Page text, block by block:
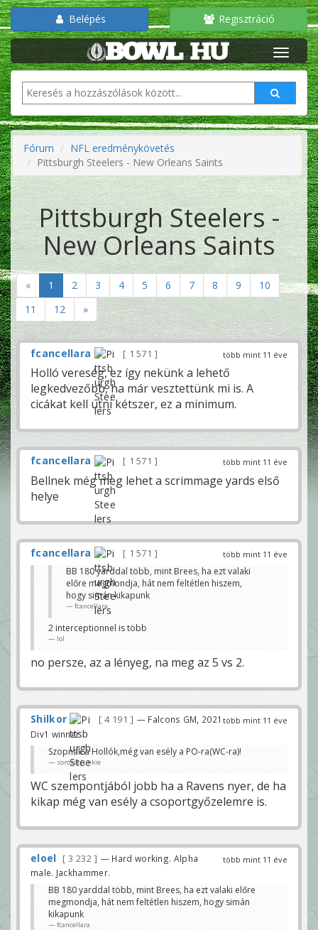
Belépés Regisztráció
Fórum
NFL eredménykövetés
Pittsburgh Steelers - New Orleans Saints
Pittsburgh Steelers -
New Orleans Saints
« 1 2 3 4 5 6 7 8 9
10
11
12 »
több mint 11 éve
fcancellara 1 571
Holló vereség, ez így nekünk a lehető
legkedvezőbb, ha már vesztettünk mi is. A
cicákat kell ütni kétszer, ez a minimum.
több mint 11 éve
fcancellara 1 571
Bellnek még meg lehet a scrimmage yards első
helye
több mint 11 éve
fcancellara
1 571
BB 180 yarddal több, mint Brees, ha ezt valaki
előre megmondja, hát nem feltétlen hiszem,
hogy simán kikapunk
fcancellara
2 interceptionnel is több
lol
no persze, az a lényeg, na meg az 5 vs 2.
több mint 11 éve
Shilkor 4 191
— Falcons GM, 2021
Div1 winner
Szopnak a Hollók,még van esély a PO-ra(WC-ra)!
sorozatjunkie
WC szempontjából jobb ha a Ravens nyer, de ha
kikap még van esély a csoportgyőzelemre is.
több mint 11 éve
eloel 3 232
— Hard working. Alpha
male. Jackhammer.
BB 180 yarddal több, mint Brees, ha ezt valaki előre
megmondja, hát nem feltétlen hiszem, hogy simán
kikapunk
fcancellara